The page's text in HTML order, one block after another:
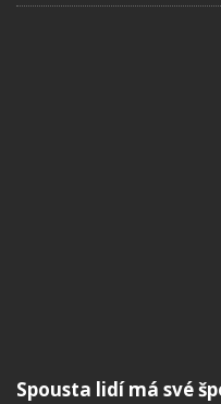
Spousta lidí má své